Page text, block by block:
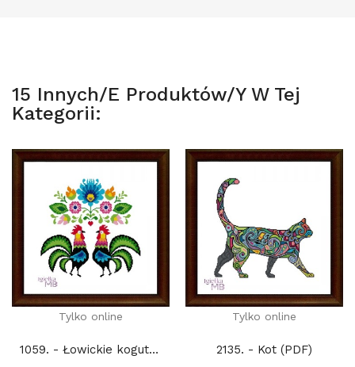
15 Innych/e Produktów/y W Tej
Kategorii:
Tylko online
1059. - Łowickie koguty 1. (PDF)
Tylko online
2135. - Kot (PDF)